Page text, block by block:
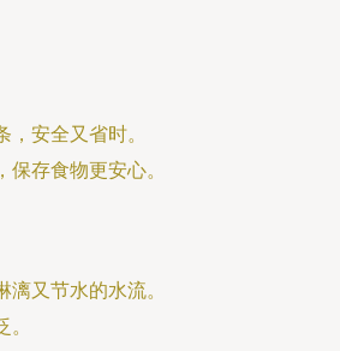
安全又省时。
存食物更安心。
又节水的水流。